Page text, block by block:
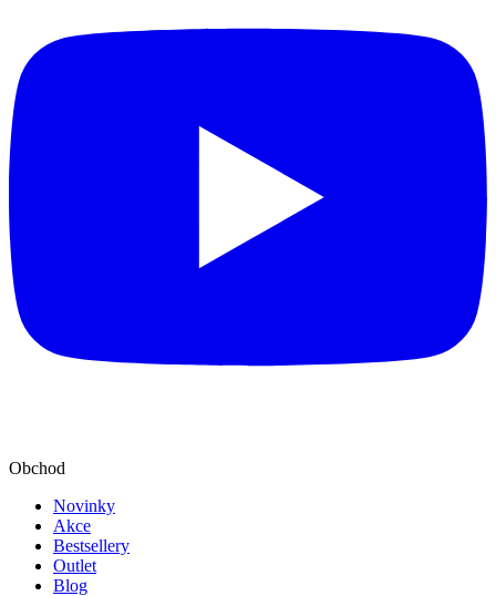
Obchod
Novinky
Akce
Bestsellery
Outlet
Blog